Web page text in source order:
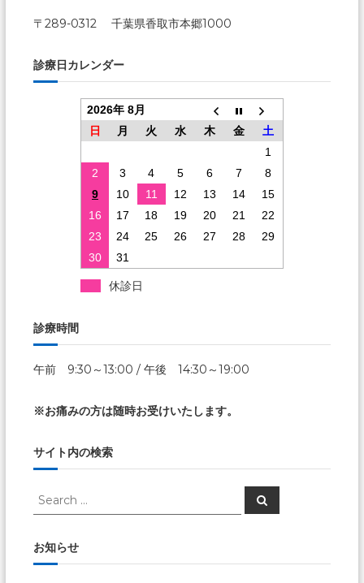
ビ
ゲ
ー
〒289-0312 千葉県香取市本郷1000
診療日カレンダー
2026年 8月
日
月 火 水 木 金
土
1
2
3 4 5 6 7
8
9
10 11 12 13 14
15
16
17 18 19 20 21
22
23
24 25 26 27 28
29
30
31
休診日
診療時間
午前 9:30～13:00 / 午後 14:30～19:00
※お痛みの方は随時お受けいたします。
サイト内の検索
Search
Search
お知らせ